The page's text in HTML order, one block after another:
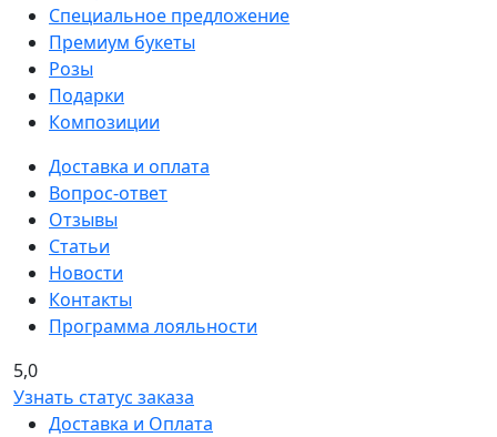
Специальное предложение
Премиум букеты
Розы
Подарки
Композиции
Доставка и оплата
Вопрос-ответ
Отзывы
Статьи
Новости
Контакты
Программа лояльности
5,0
Узнать статус заказа
Доставка и Оплата